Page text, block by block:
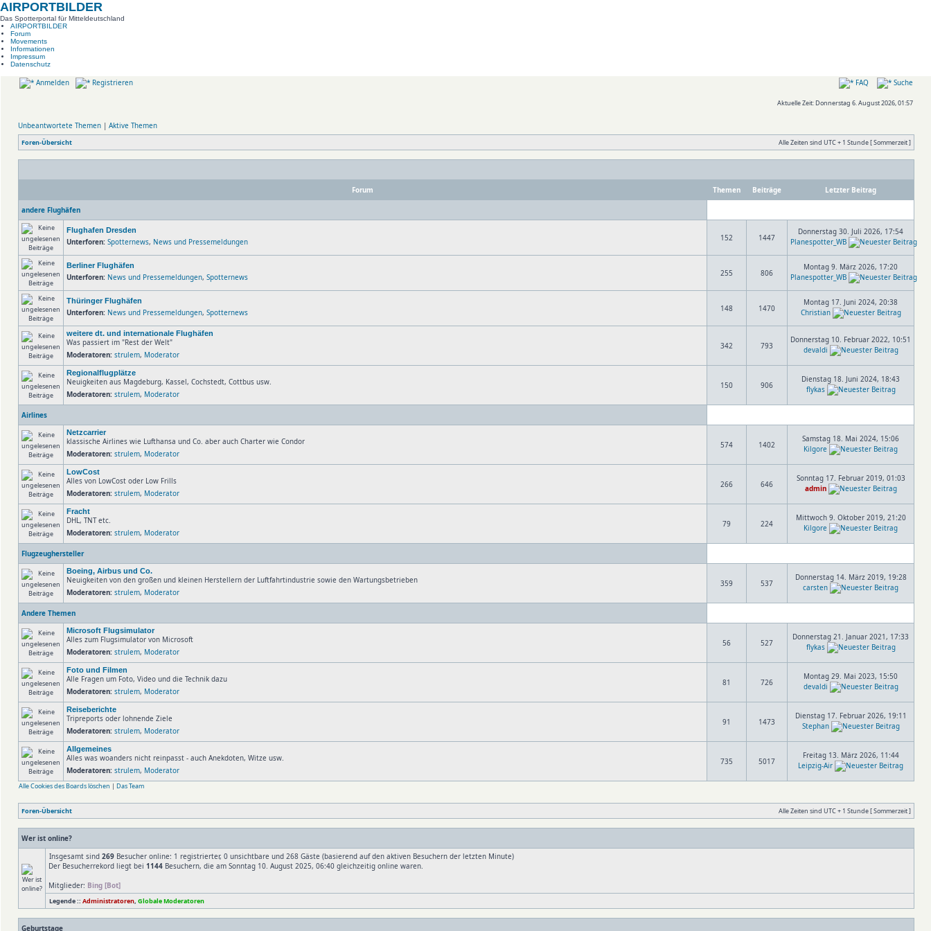
AIRPORTBILDER
Das Spotterportal für Mitteldeutschland
AIRPORTBILDER
Forum
Movements
Informationen
Impressum
Datenschutz
Anmelden Registrieren FAQ Suche
Aktuelle Zeit: Donnerstag 6. August 2026, 01:57
Unbeantwortete Themen | Aktive Themen
Foren-Übersicht Alle Zeiten sind UTC + 1 Stunde [ Sommerzeit ]
Forum Themen Beiträge Letzter Beitrag
andere Flughäfen
Flughafen Dresden
Unterforen: Spotternews, News und Pressemeldungen 152 1447
Donnerstag 30. Juli 2026, 17:54
Planespotter_WB
Berliner Flughäfen
Unterforen: News und Pressemeldungen, Spotternews 255 806
Montag 9. März 2026, 17:20
Planespotter_WB
Thüringer Flughäfen
Unterforen: News und Pressemeldungen, Spotternews 148 1470
Montag 17. Juni 2024, 20:38
Christian
weitere dt. und internationale Flughäfen
Was passiert im "Rest der Welt"
Moderatoren: strulem, Moderator
342 793
Donnerstag 10. Februar 2022, 10:51
devaldi
Regionalflugplätze
Neuigkeiten aus Magdeburg, Kassel, Cochstedt, Cottbus usw.
Moderatoren: strulem, Moderator
150 906
Dienstag 18. Juni 2024, 18:43
flykas
Airlines
Netzcarrier
klassische Airlines wie Lufthansa und Co. aber auch Charter wie Condor
Moderatoren: strulem, Moderator
574 1402
Samstag 18. Mai 2024, 15:06
Kilgore
LowCost
Alles von LowCost oder Low Frills
Moderatoren: strulem, Moderator
266 646
Sonntag 17. Februar 2019, 01:03
admin
Fracht
DHL, TNT etc.
Moderatoren: strulem, Moderator
79 224
Mittwoch 9. Oktober 2019, 21:20
Kilgore
Flugzeughersteller
Boeing, Airbus und Co.
Neuigkeiten von den großen und kleinen Herstellern der Luftfahrtindustrie sowie den Wartungsbetrieben
Moderatoren: strulem, Moderator
359 537
Donnerstag 14. März 2019, 19:28
carsten
Andere Themen
Microsoft Flugsimulator
Alles zum Flugsimulator von Microsoft
Moderatoren: strulem, Moderator
56 527
Donnerstag 21. Januar 2021, 17:33
flykas
Foto und Filmen
Alle Fragen um Foto, Video und die Technik dazu
Moderatoren: strulem, Moderator
81 726
Montag 29. Mai 2023, 15:50
devaldi
Reiseberichte
Tripreports oder lohnende Ziele
Moderatoren: strulem, Moderator
91 1473
Dienstag 17. Februar 2026, 19:11
Stephan
Allgemeines
Alles was woanders nicht reinpasst - auch Anekdoten, Witze usw.
Moderatoren: strulem, Moderator
735 5017
Freitag 13. März 2026, 11:44
Leipzig-Air
Alle Cookies des Boards löschen | Das Team
Foren-Übersicht Alle Zeiten sind UTC + 1 Stunde [ Sommerzeit ]
Wer ist online?
Insgesamt sind 269 Besucher online: 1 registrierter, 0 unsichtbare und 268 Gäste (basierend auf den aktiven Besuchern der letzten Minute)
Der Besucherrekord liegt bei 1144 Besuchern, die am Sonntag 10. August 2025, 06:40 gleichzeitig online waren.
Mitglieder: Bing [Bot]
Legende :: Administratoren, Globale Moderatoren
Geburtstage